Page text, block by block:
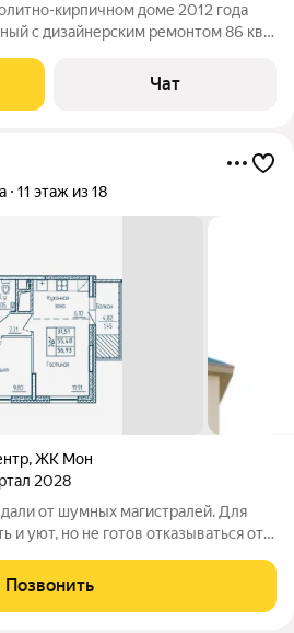
кирпичном доме 2012 года
с дизайнерским ремонтом 86 кв.
инфраструктура в пешей
Чат
11 этаж из 18
,ЖК Мон
2028
от шумных магистралей. Для
и уют, но не готов отказываться от
ВЕЛОДРОМ, ОГРН 1241300003064,
Позвонить